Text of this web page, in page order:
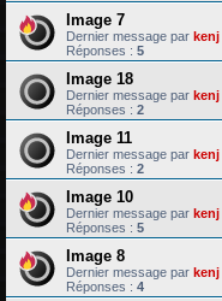
Image 7
Dernier message par kenj
Réponses : 5
Image 18
Dernier message par kenj
Réponses : 2
Image 11
Dernier message par kenj
Réponses : 2
Image 10
Dernier message par kenj
Réponses : 5
Image 8
Dernier message par kenj
Réponses : 4